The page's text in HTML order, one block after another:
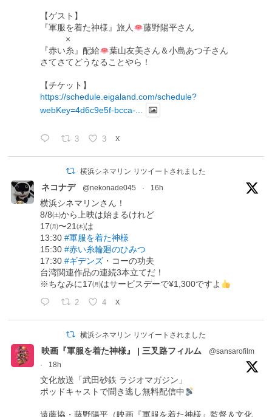
【ゲスト】
『軍服を着た神様』旅人
藤野陽平さん
×
『赤い糸』配給
葉山友美さん＆小島あつ子さん
さてさてどうなることやら！
【チケット】
https://schedule.eigaland.com/schedule?
webKey=4d6c9e5f-bcca-...
3 3 X
横浜シネマリン リツイートされました
ネコナデ @nekonade045 · 16h
横浜シネマリンさん！
8/8㈯から上映は始まるけれど
17㈪〜21㈭は
13:30#軍服を着た神様
15:30#赤い糸輪廻のひみつ
17:30#ギデンズ ・コーの功夫
台湾関連作品の連続3本立てだ！
※ちなみに17㈪はサービスデーで¥1,300ですよ
2 4 X
横浜シネマリン リツイートされました
映画『軍服を着た神様』 | 三叉路フィルム
@sansarofilm
·
18h
文化放送「武田砂鉄 ラジオマガジン」
ポッドキャストで聞き逃し無料配信中
遠藤協・藤野陽平（映画『軍服を着た神様』監督＆文化